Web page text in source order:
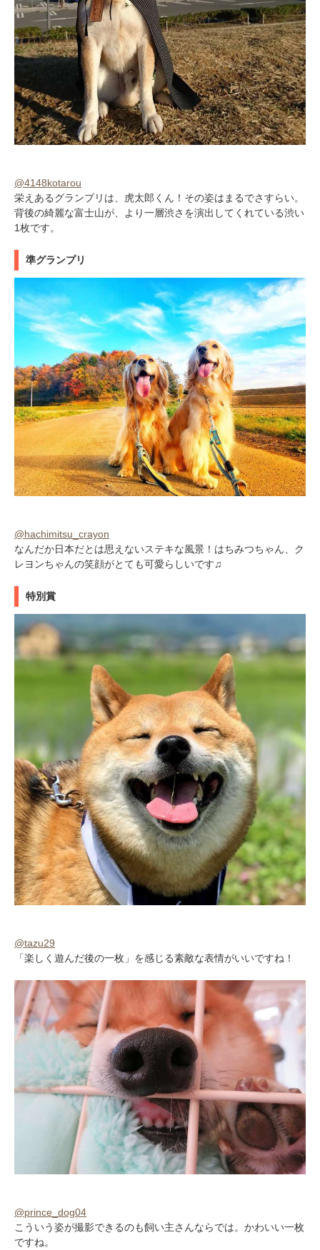
@4148kotarou
栄えあるグランプリは、虎太郎くん！その姿はまるでさすらい。
背後の綺麗な富士山が、より一層渋さを演出してくれている渋い
1枚です。
準グランプリ
@hachimitsu_crayon
なんだか日本だとは思えないステキな風景！はちみつちゃん、ク
レヨンちゃんの笑顔がとても可愛らしいです♫
特別賞
@tazu29
「楽しく遊んだ後の一枚」を感じる素敵な表情がいいですね！
@prince_dog04
こういう姿が撮影できるのも飼い主さんならでは。かわいい一枚
ですね。